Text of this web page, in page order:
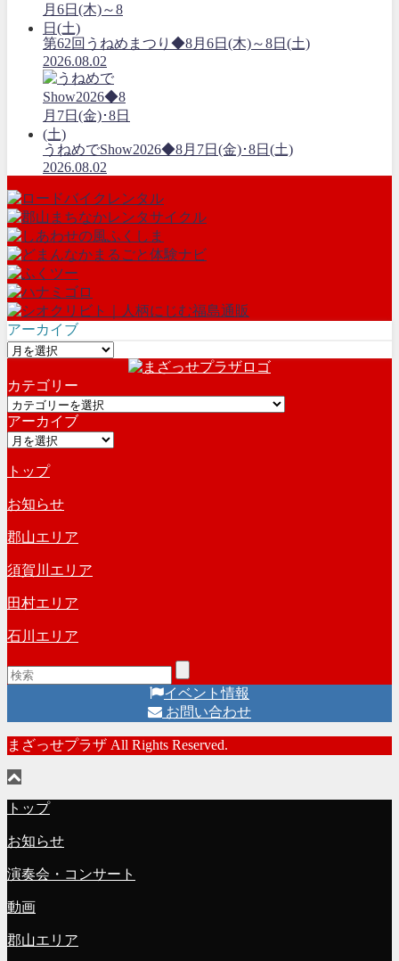
第62回うねめまつり◆8月6日(木)～8日(土)
2026.08.02
うねめでShow2026◆8月7日(金)･8日(土)
2026.08.02
アーカイブ
ア
カ
イ
ブ
カテゴリー
カ
テ
ゴ
ー
アーカイブ
ア
カ
イ
ブ
トップ
お知らせ
郡山エリア
須賀川エリア
田村エリア
石川エリア
イベント情報
お問い合わせ
まざっせプラザ All Rights Reserved.
トップ
お知らせ
演奏会・コンサート
動画
郡山エリア